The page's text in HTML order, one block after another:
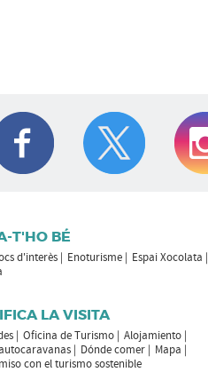
T'HO BÉ
d'interès Enoturisme
Espai Xocolata
LA VISITA
Oficina de Turismo
Alojamiento
Dónde comer
Mapa
con el turismo sostenible